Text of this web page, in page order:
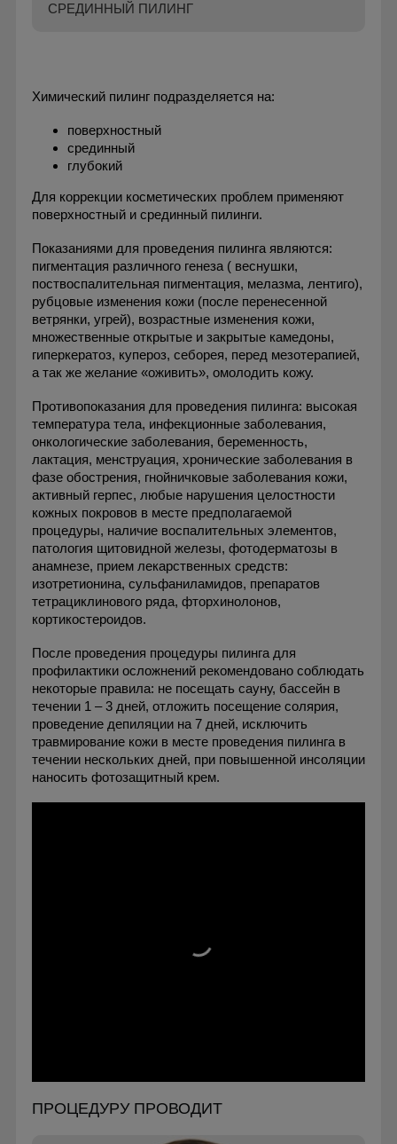
СРЕДИННЫЙ ПИЛИНГ
Химический пилинг подразделяется на:
поверхностный
срединный
глубокий
Для коррекции косметических проблем применяют
поверхностный и срединный пилинги.
Показаниями для проведения пилинга являются:
пигментация различного генеза ( веснушки,
поствоспалительная пигментация, мелазма, лентиго),
рубцовые изменения кожи (после перенесенной
ветрянки, угрей), возрастные изменения кожи,
множественные открытые и закрытые камедоны,
гиперкератоз, купероз, себорея, перед мезотерапией,
а так же желание «оживить», омолодить кожу.
Противопоказания для проведения пилинга: высокая
температура тела, инфекционные заболевания,
онкологические заболевания, беременность,
лактация, менструация, хронические заболевания в
фазе обострения, гнойничковые заболевания кожи,
активный герпес, любые нарушения целостности
кожных покровов в месте предполагаемой
процедуры, наличие воспалительных элементов,
патология щитовидной железы, фотодерматозы в
анамнезе, прием лекарственных средств:
изотретионина, сульфаниламидов, препаратов
тетрациклинового ряда, фторхинолонов,
кортикостероидов.
После проведения процедуры пилинга для
профилактики осложнений рекомендовано соблюдать
некоторые правила: не посещать сауну, бассейн в
течении 1 – 3 дней, отложить посещение солярия,
проведение депиляции на 7 дней, исключить
травмирование кожи в месте проведения пилинга в
течении нескольких дней, при повышенной инсоляции
наносить фотозащитный крем.
ПРОЦЕДУРУ ПРОВОДИТ